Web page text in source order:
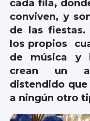
cada fila,
conviven, y
de las
los propios
de música y
crean un
distendido
a ningún otro